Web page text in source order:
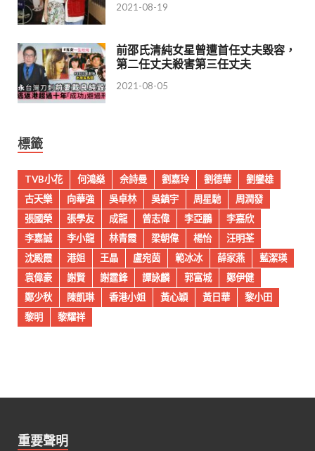
2021-08-19
前邵氏清純女星曾遭首任丈夫毀容，
第二任丈夫殺害第三任丈夫
2021-08-05
標籤
TVB小花 何鴻燊 佘詩曼 劉嘉玲 劉德華
劉鑾雄
古天樂
向華強 吳卓林 吳鎮宇 周星馳
周潤發
張國榮
張學友 成龍 曾志偉 李亞鵬
李嘉欣
李嘉誠
李小龍 林青霞 梁朝偉 楊怡
汪明荃
沈殿霞
港姐 王晶 盧宛茵 範冰冰 薛家燕
藍潔瑛
袁偉豪
謝賢 謝霆鋒 譚詠麟 郭富城
鄭伊健
鄭少秋
陳凱琳 香港小姐 黃心穎 黃日華
黎小田
黎明
黎耀祥
重要聲明